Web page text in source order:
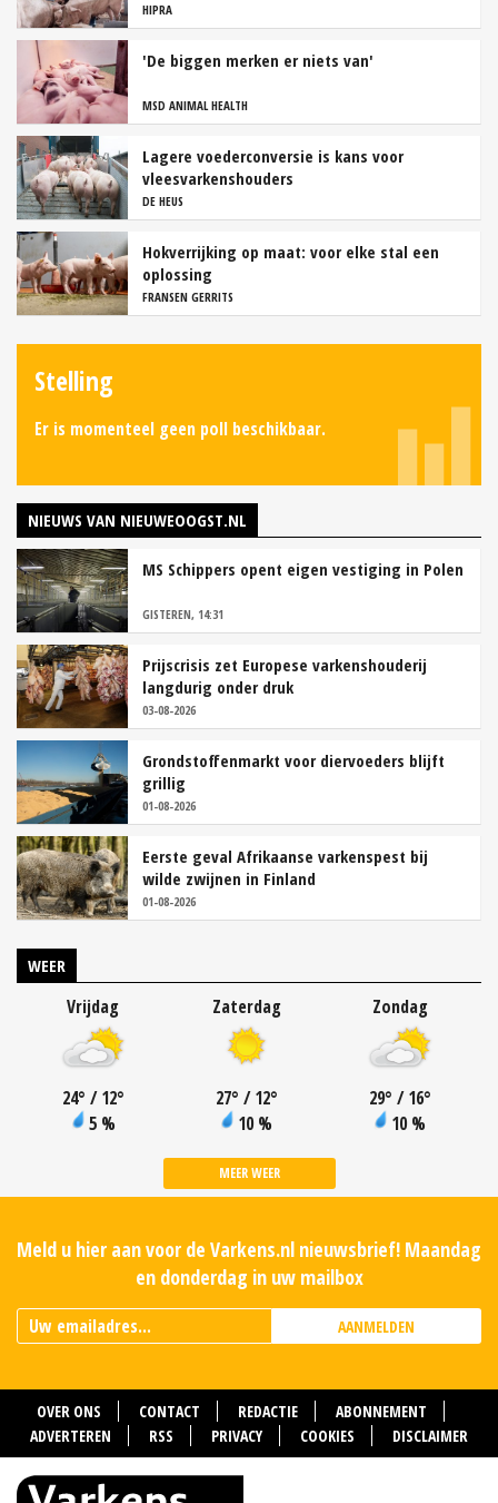
HIPRA
'De biggen merken er niets van'
MSD ANIMAL HEALTH
Lagere voederconversie is kans voor
vleesvarkenshouders
DE HEUS
Hokverrijking op maat: voor elke stal een
oplossing
FRANSEN GERRITS
Stelling
Er is momenteel geen poll beschikbaar.
NIEUWS VAN NIEUWEOOGST.NL
MS Schippers opent eigen vestiging in Polen
GISTEREN, 14:31
Prijscrisis zet Europese varkenshouderij
langdurig onder druk
03-08-2026
Grondstoffenmarkt voor diervoeders blijft
grillig
01-08-2026
Eerste geval Afrikaanse varkenspest bij
wilde zwijnen in Finland
01-08-2026
WEER
Vrijdag
24° / 12°
5 %
Zaterdag
27° / 12°
10 %
Zondag
29° / 16°
10 %
MEER WEER
Meld u hier aan voor de Varkens.nl nieuwsbrief! Maandag
en donderdag in uw mailbox
AANMELDEN
OVER ONS CONTACT REDACTIE
ABONNEMENT
ADVERTEREN
RSS PRIVACY COOKIES DISCLAIMER